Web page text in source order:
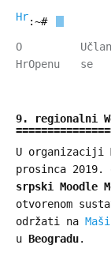
HrOpen
:~#
O
HrOpenu
se
9. regionalni
U organizaciji
prosinca 2019.
srpski Moodle
otvorenom
održati na
u Beogradu.